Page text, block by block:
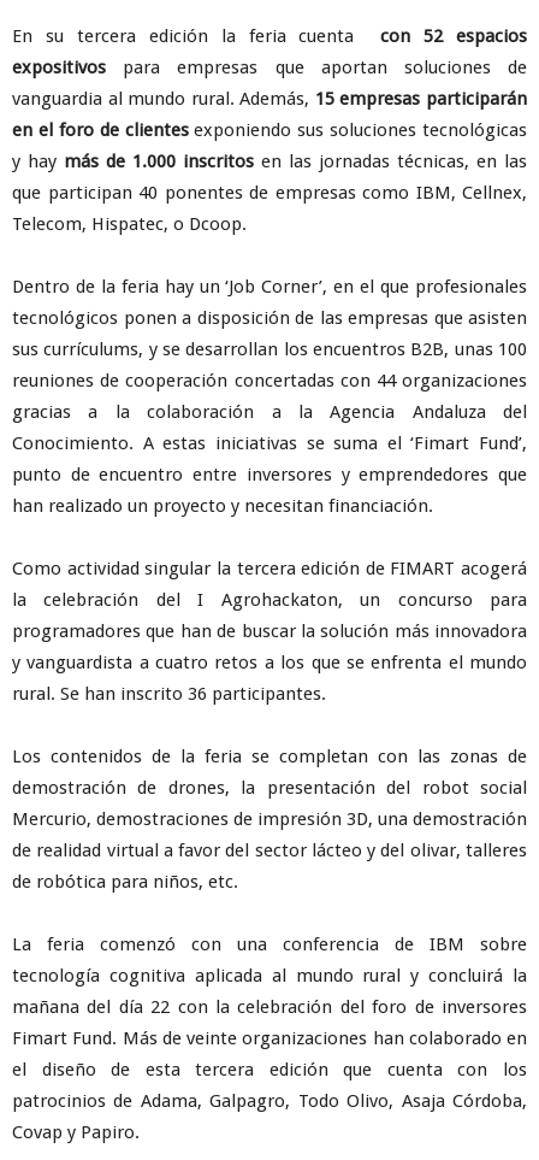
En su tercera edición la feria cuentacon 52 espacios
expositivos para empresas que aportan soluciones de
vanguardia al mundo rural. Además, 15 empresas participarán
en el foro de clientesexponiendo sus soluciones tecnológicas
y hay más de 1.000 inscritos en las jornadas técnicas, en las
que participan 40 ponentes de empresas como IBM, Cellnex,
Telecom, Hispatec, o Dcoop.
Dentro de la feria hay un ‘Job Corner’, en el que profesionales
tecnológicos ponen a disposición de las empresas que asisten
sus currículums, y se desarrollan los encuentros B2B, unas 100
reuniones de cooperación concertadas con 44 organizaciones
gracias a la colaboración a la Agencia Andaluza del
Conocimiento. A estas iniciativas se suma el ‘Fimart Fund’,
punto de encuentro entre inversores y emprendedores que
han realizado un proyecto y necesitan financiación.
Como actividad singular la tercera edición de FIMART acogerá
la celebración del I Agrohackaton, un concurso para
programadores que han de buscar la solución más innovadora
y vanguardista a cuatro retos a los que se enfrenta el mundo
rural. Se han inscrito 36 participantes.
Los contenidos de la feria se completan con las zonas de
demostración de drones, la presentación del robot social
Mercurio, demostraciones de impresión 3D, una demostración
de realidad virtual a favor del sector lácteo y del olivar, talleres
de robótica para niños, etc.
La feria comenzó con una conferencia de IBM sobre
tecnología cognitiva aplicada al mundo rural y concluirá la
mañana del día 22 con la celebración del foro de inversores
Fimart Fund. Más de veinte organizaciones han colaborado en
el diseño de esta tercera edición que cuenta con los
patrocinios de Adama, Galpagro, Todo Olivo, Asaja Córdoba,
Covap y Papiro.